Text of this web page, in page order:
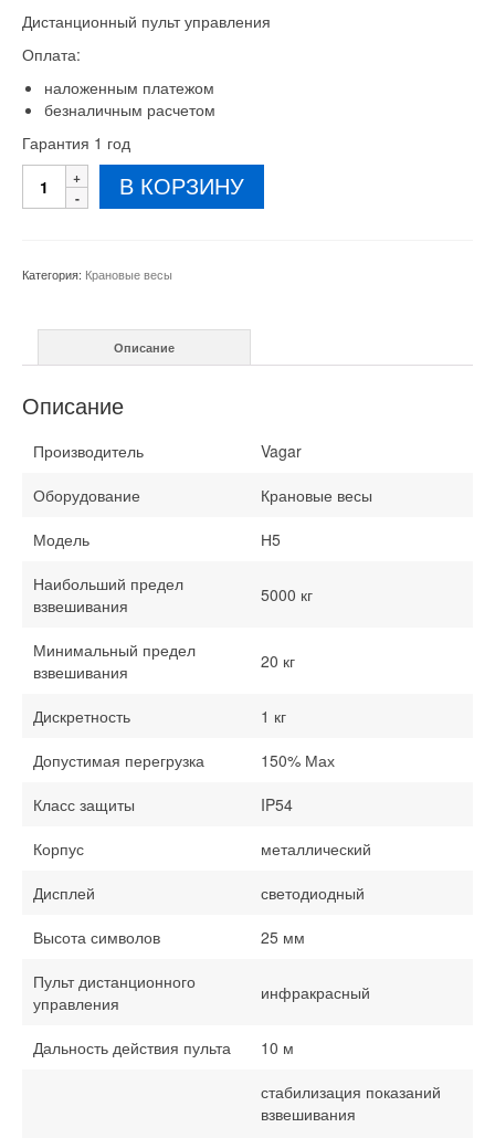
Дистанционный пульт управления
Оплата:
наложенным платежом
безналичным расчетом
Гарантия 1 год
Количество
товара
5
В КОРЗИНУ
Категория: Крановые весы
Описание
Описание
Производитель
Vagar
Оборудование
Крановые весы
Модель
Н5
Наибольший предел
взвешивания
5000 кг
Минимальный предел
взвешивания
20 кг
Дискретность
1 кг
Допустимая перегрузка
150% Мах
Класс защиты
IP54
Корпус
металлический
Дисплей
светодиодный
Высота символов
25 мм
Пульт дистанционного
управления
инфракрасный
Дальность действия пульта 10 м
стабилизация показаний
взвешивания